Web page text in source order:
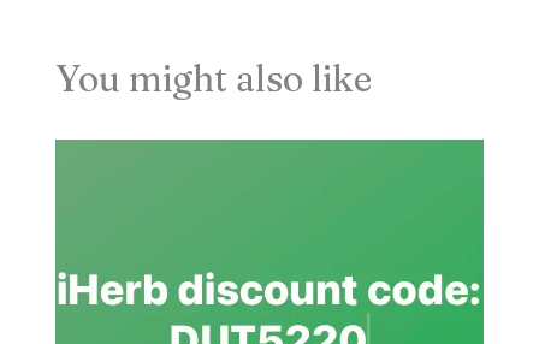
You might also like